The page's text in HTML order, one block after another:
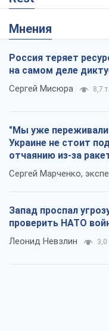
Мнения
Россия теряет
на самом деле
Сергей Мисюра 8,7 т.
"Мы уже
Украине не стоит
отчаянию из-за
Сергей Марченко,
Запад проспал
проверить НАТО
Леонид Невзлин 3,0